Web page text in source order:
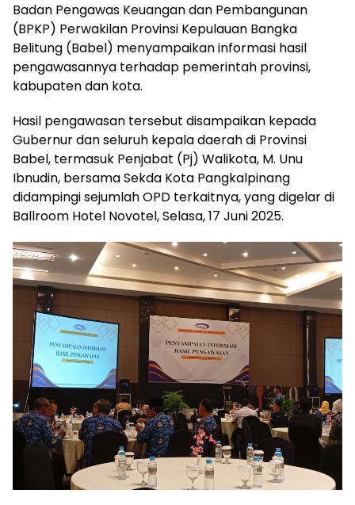
Badan Pengawas Keuangan dan Pembangunan
(BPKP) Perwakilan Provinsi Kepulauan Bangka
Belitung (Babel) menyampaikan informasi hasil
pengawasannya terhadap pemerintah provinsi,
kabupaten dan kota.
Hasil pengawasan tersebut disampaikan kepada
Gubernur dan seluruh kepala daerah di Provinsi
Babel, termasuk Penjabat (Pj) Walikota, M. Unu
Ibnudin, bersama Sekda Kota Pangkalpinang
didampingi sejumlah OPD terkaitnya, yang digelar di
Ballroom Hotel Novotel, Selasa, 17 Juni 2025.